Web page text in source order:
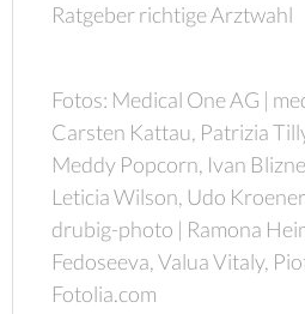
Ratgeber richtige Arztwahl
Fotos: Medical One AG |
Carsten Kattau, Patrizia
Meddy Popcorn, Ivan
Leticia Wilson, Udo
drubig-photo | Ramona
Fedoseeva, Valua Vitaly,
Fotolia.com